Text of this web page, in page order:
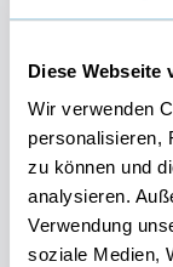
Diese Webseite
Wir verwenden
personalisieren,
zu können und
analysieren.
Verwendung
soziale Medien,
18609 Ostseebad
Tel.: 038393